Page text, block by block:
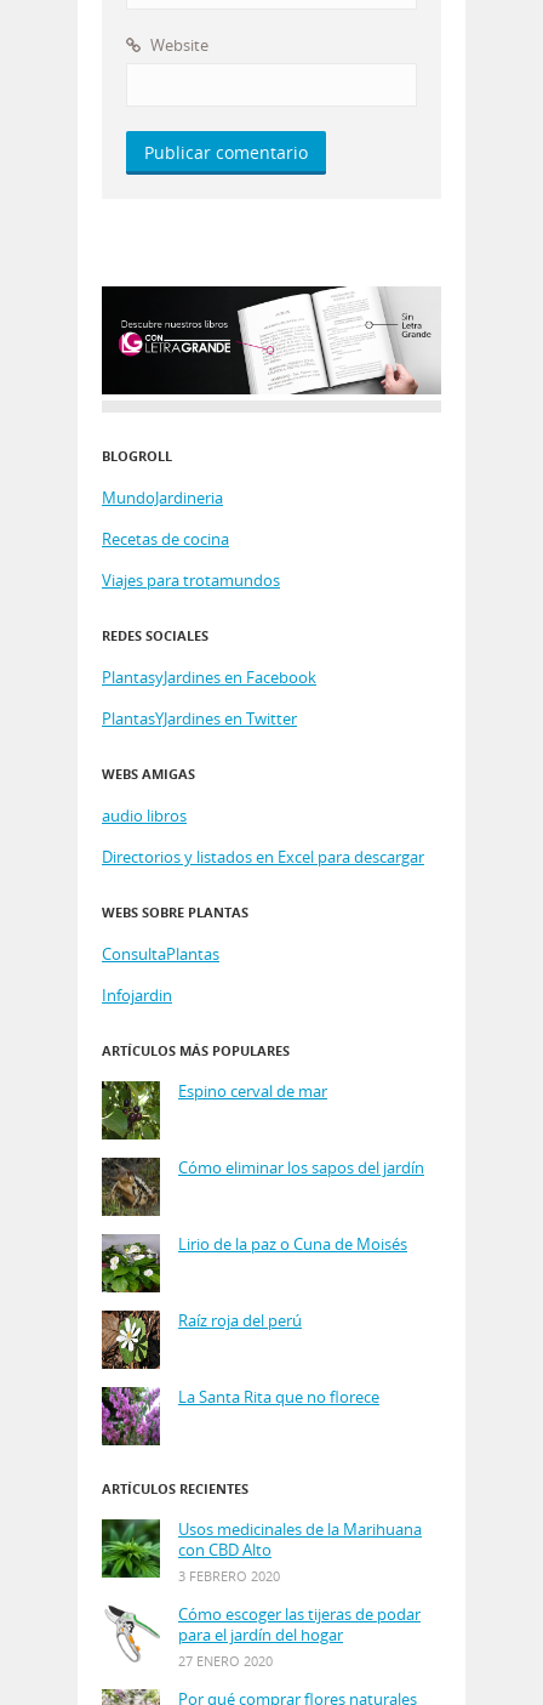
Website
BLOGROLL
MundoJardineria
Recetas de cocina
Viajes para trotamundos
REDES SOCIALES
PlantasyJardines en Facebook
PlantasYJardines en Twitter
WEBS AMIGAS
audio libros
Directorios y listados en Excel para descargar
WEBS SOBRE PLANTAS
ConsultaPlantas
Infojardin
ARTÍCULOS MÁS POPULARES
Espino cerval de mar
Cómo eliminar los sapos del jardín
Lirio de la paz o Cuna de Moisés
Raíz roja del perú
La Santa Rita que no florece
ARTÍCULOS RECIENTES
Usos medicinales de la Marihuana
con CBD Alto
3 FEBRERO 2020
Cómo escoger las tijeras de podar
para el jardín del hogar
27 ENERO 2020
Por qué comprar flores naturales